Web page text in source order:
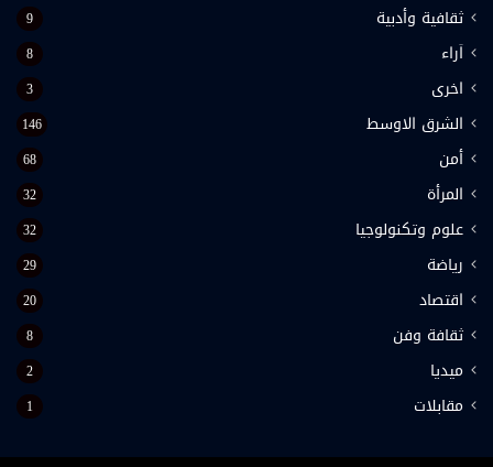
ثقافية وأدبية 9
اَراء 8
اخرى 3
الشرق الاوسط 146
أمن 68
المرأة 32
علوم وتكنولوجيا 32
رياضة 29
اقتصاد 20
ثقافة وفن 8
ميديا 2
مقابلات 1